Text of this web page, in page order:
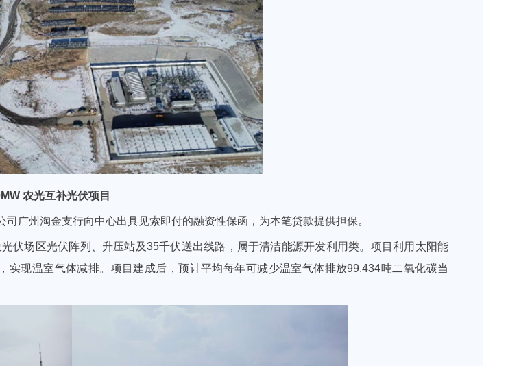
农光互补光伏项目
广州淘金支行向中心出具见索即付的融资性保函，为本笔贷款提供担保。
伏场区光伏阵列、升压站及35千伏送出线路，属于清洁能源开发利用类。项目利用太阳能
现温室气体减排。项目建成后，预计平均每年可减少温室气体排放99,434吨二氧化碳当